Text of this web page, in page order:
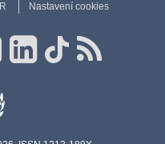
Nastavení cookies